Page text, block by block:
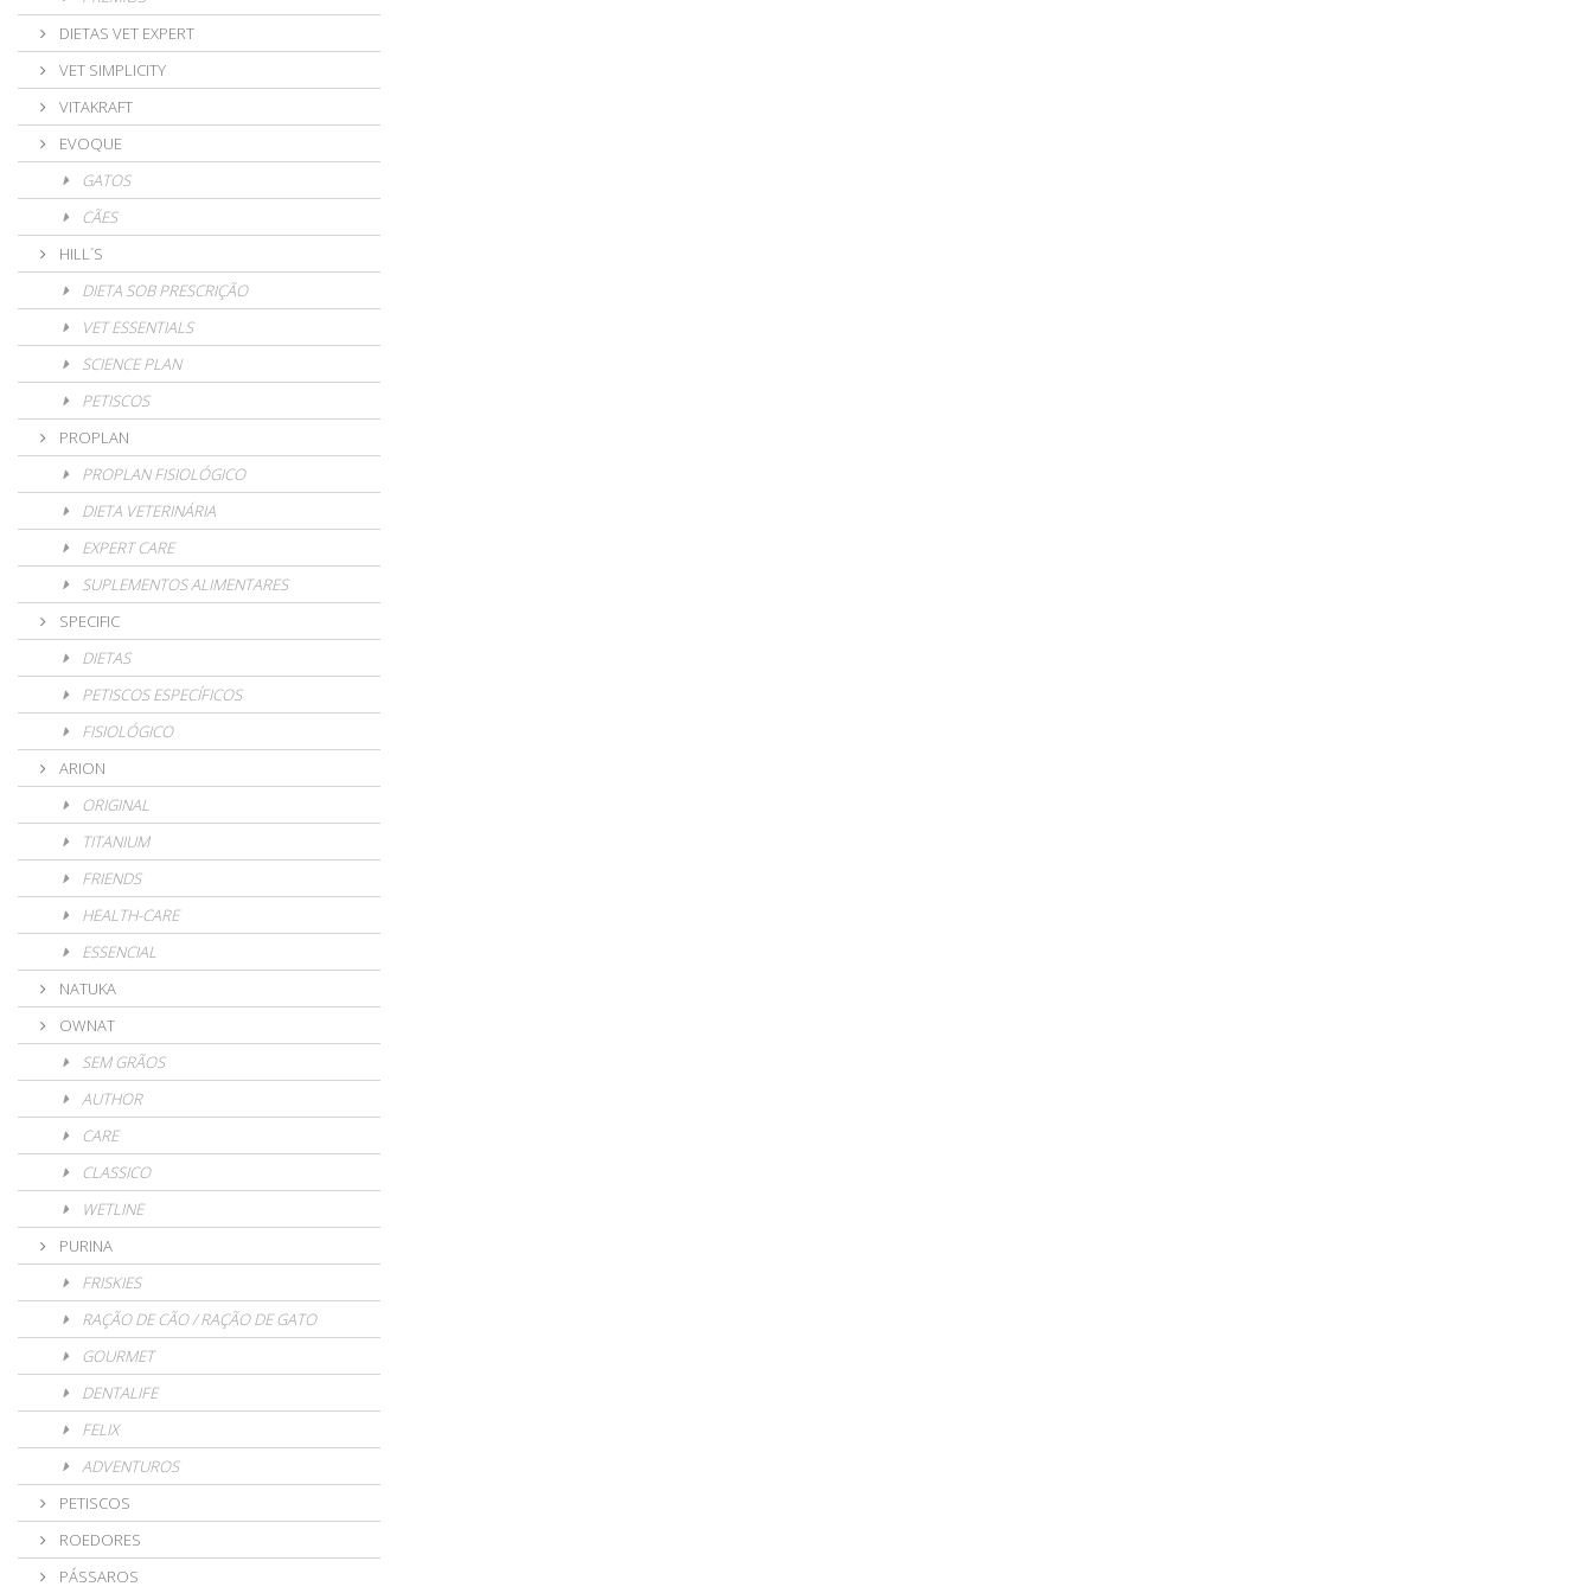
DIETAS VET EXPERT
VET SIMPLICITY
VITAKRAFT
EVOQUE
GATOS
CÃES
HILL´S
DIETA SOB PRESCRIÇÃO
VET ESSENTIALS
SCIENCE PLAN
PETISCOS
PROPLAN
PROPLAN FISIOLÓGICO
DIETA VETERINÁRIA
EXPERT CARE
SUPLEMENTOS ALIMENTARES
SPECIFIC
DIETAS
PETISCOS ESPECÍFICOS
FISIOLÓGICO
ARION
ORIGINAL
TITANIUM
FRIENDS
HEALTH-CARE
ESSENCIAL
NATUKA
OWNAT
SEM GRÃOS
AUTHOR
CARE
CLASSICO
WETLINE
PURINA
FRISKIES
RAÇÃO DE CÃO / RAÇÃO DE GATO
GOURMET
DENTALIFE
FELIX
ADVENTUROS
PETISCOS
ROEDORES
PÁSSAROS